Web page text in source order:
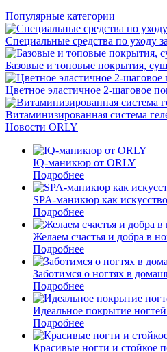
Популярные категории
Специальные средства по уходу
Базовые и топовые покрытия,
Цветное эластичное 2-шаговое
Витаминизированная система
Новости ORLY
IQ-маникюр от ORLY
Подробнее
SPA-маникюр как искусство
Подробнее
Желаем счастья и добра в
Подробнее
Заботимся о ногтях в
Подробнее
Идеальное покрытие
Подробнее
Красивые ногти и стойкое